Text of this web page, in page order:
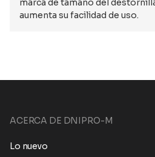
marca de tamaño del
aumenta su facilidad de uso.
ACERCA DE DNIPRO-M
Lo nuevo